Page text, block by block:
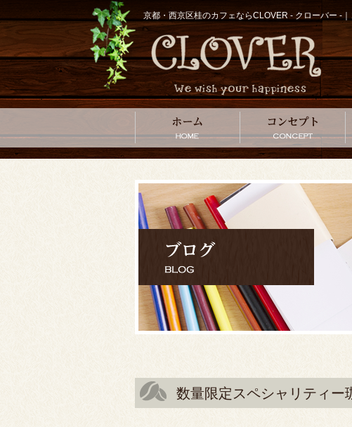
京都・西京区桂のカフェならCLOVER - クローバー -
数量限定スペシャリティー